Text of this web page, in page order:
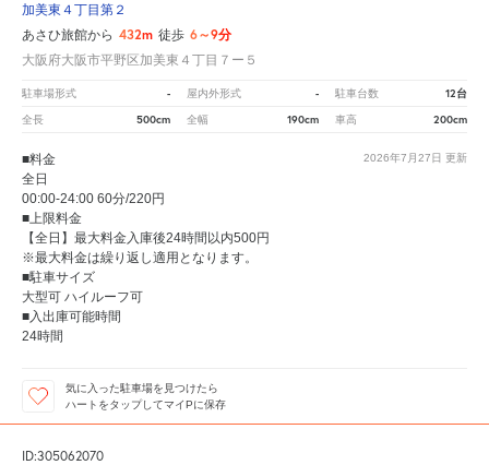
加美東４丁目第２
あさひ旅館から 432m 徒歩 6～9分
大阪府大阪市平野区加美東４丁目７ー５
駐車場形式 - 屋内外形式 - 駐車台数 12台
全長 500cm 全幅 190cm 車高 200cm
2026年7月27日 更新
■料金
全日
00:00-24:00 60分/220円
■上限料金
【全日】最大料金入庫後24時間以内500円
※最大料金は繰り返し適用となります。
■駐車サイズ
大型可 ハイルーフ可
■入出庫可能時間
24時間
気に入った駐車場を見つけたら
ハートをタップしてマイPに保存
ID:305062070